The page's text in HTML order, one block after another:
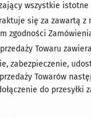
wszystkie
się za zawartą z
zgodności
Towaru
zabezpieczenie,
Towarów
do